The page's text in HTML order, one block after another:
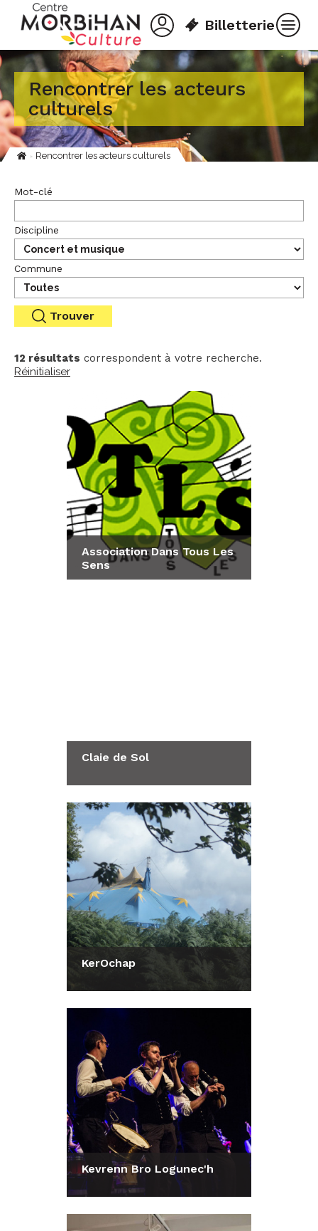
contenu
Billetterie
Rencontrer les acteurs
culturels
Fil
Rencontrer les acteurs culturels
Mot-clé
Discipline
Commune
12 résultats correspondent à votre recherche.
Réinitialiser
Association Dans Tous Les
Sens
Claie de Sol
Consulter la fiche
KerOchap
Consulter la fiche
Kevrenn Bro Logunec'h
Consulter la fiche
Panneau de gestion des cookies